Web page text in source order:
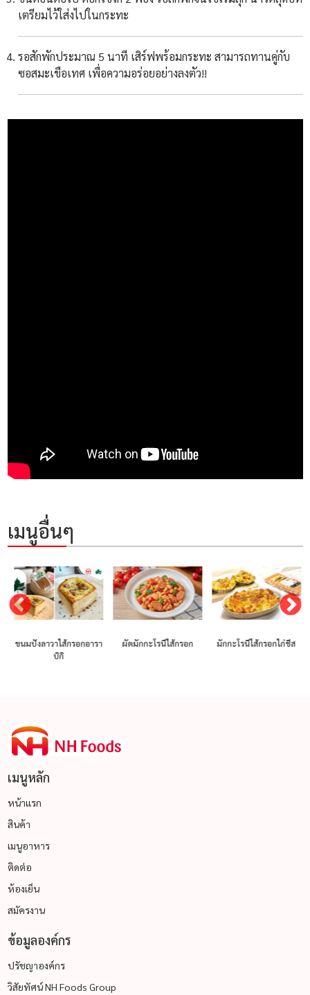
เตรียมไว้ใส่งไปในกระทะ
รอสักพักประมาณ 5 นาที เสิร์ฟพร้อมกระทะ สามารถทานคู่กับ
ซอสมะเขือเทศ เพื่อความอร่อยอย่างลงตัว!!
เมนูอื่นๆ
ขนมปังลาวาไส้กรอกอารา
บิกิ
ผัดมักกะโรนีไส้กรอก มักกะโรนีไส้กรอกไก่ชีส
เมนูหลัก
หน้าแรก
สินค้า
เมนูอาหาร
ติดต่อ
ห้องเย็น
สมัครงาน
ข้อมูลองค์กร
ปรัชญาองค์กร
วิสัยทัศน์ NH Foods Group